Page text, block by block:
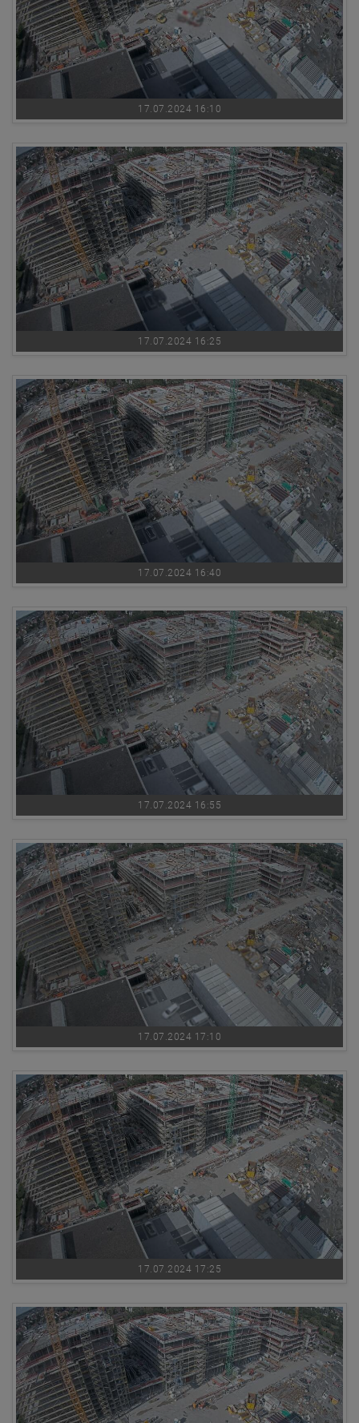
17.07.2024 16:10
17.07.2024 16:25
17.07.2024 16:40
17.07.2024 16:55
17.07.2024 17:10
17.07.2024 17:25